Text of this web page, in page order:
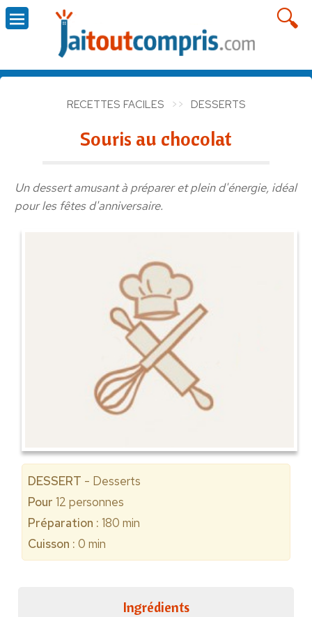
RECETTES FACILES DESSERTS
Souris au chocolat
Un dessert amusant à préparer et plein d'énergie, idéal
pour les fêtes d'anniversaire.
DESSERT - Desserts
Pour 12 personnes
Préparation : 180 min
Cuisson : 0 min
Ingrédients